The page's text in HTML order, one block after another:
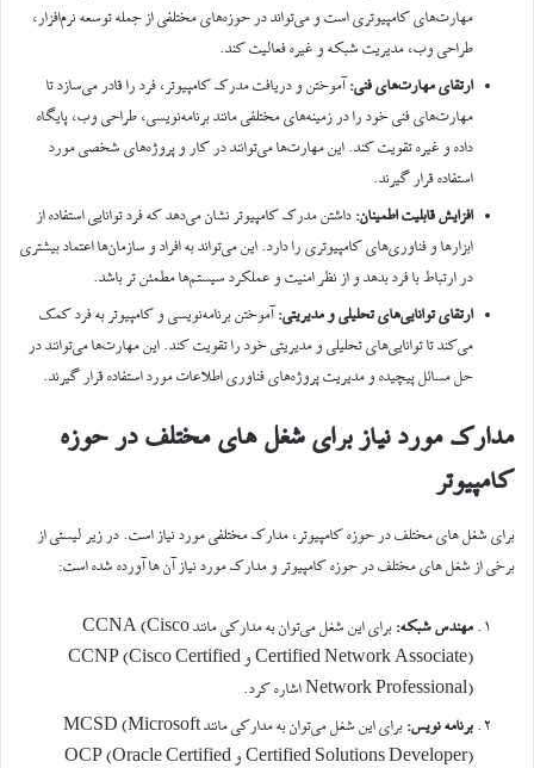
مهارت‌های کامپیوتری است و می‌تواند در حوزه‌های مختلفی از جمله توسعه نرم‌افزار،
طراحی وب، مدیریت شبکه و غیره فعالیت کند.
ارتقای مهارت‌های فنی: آموختن و دریافت مدرک کامپیوتر، فرد را قادر می‌سازد تا
مهارت‌های فنی خود را در زمینه‌های مختلفی مانند برنامه‌نویسی، طراحی وب، پایگاه
داده و غیره تقویت کند. این مهارت‌ها می‌توانند در کار و پروژه‌های شخصی مورد
استفاده قرار گیرند.
افزایش قابلیت اطمینان: داشتن مدرک کامپیوتر نشان می‌دهد که فرد توانایی استفاده از
ابزارها و فناوری‌های کامپیوتری را دارد. این می‌تواند به افراد و سازمان‌ها اعتماد بیشتری
در ارتباط با فرد بدهد و از نظر امنیت و عملکرد سیستم‌ها مطمئن تر باشد.
ارتقای توانایی‌های تحلیلی و مدیریتی: آموختن برنامه‌نویسی و کامپیوتر به فرد کمک
می‌کند تا توانایی‌های تحلیلی و مدیریتی خود را تقویت کند. این مهارت‌ها می‌توانند در
حل مسائل پیچیده و مدیریت پروژه‌های فناوری اطلاعات مورد استفاده قرار گیرند.
مدارک مورد نیاز برای شغل های مختلف در حوزه
کامپیوتر
برای شغل های مختلف در حوزه کامپیوتر، مدارک مختلفی مورد نیاز است. در زیر لیستی از
برخی از شغل های مختلف در حوزه کامپیوتر و مدارک مورد نیاز آن ها آورده شده است:
مهندس شبکه:
برای این شغل می‌توان به مدارکی مانند CCNA (Cisco
Certified Network Associate) و CCNP (Cisco Certified
Network Professional) اشاره کرد.
برنامه نویس:
برای این شغل می‌توان به مدارکی مانند MCSD (Microsoft
Certified Solutions Developer) و OCP (Oracle Certified